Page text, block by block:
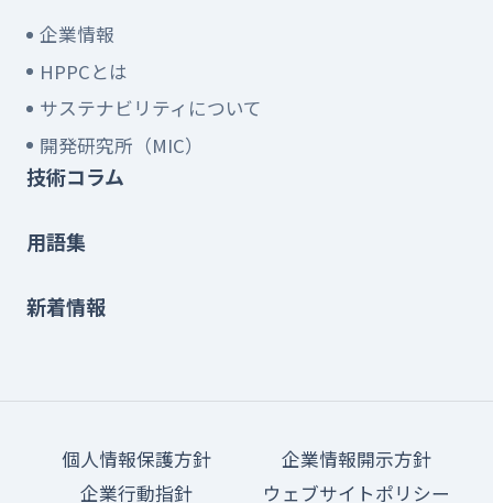
企業情報
HPPCとは
サステナビリティについて
開発研究所（MIC）
技術コラム
用語集
新着情報
個人情報保護方針
企業情報開示方針
企業行動指針
ウェブサイトポリシー